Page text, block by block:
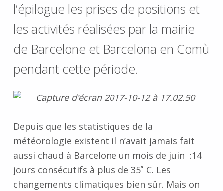
l’épilogue les prises de positions et
les activités réalisées par la mairie
de Barcelone et Barcelona en Comù
pendant cette période.
Depuis que les statistiques de la
météorologie existent il n’avait jamais fait
aussi chaud à Barcelone un mois de juin :14
jours consécutifs à plus de 35˚ C. Les
changements climatiques bien sûr. Mais on